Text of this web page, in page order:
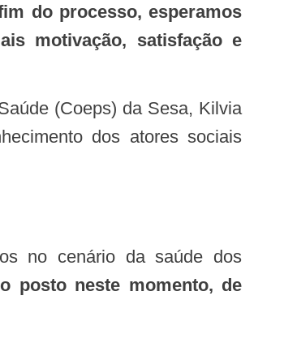
do processo, esperamos
motivação, satisfação e
dos atores sociais
posto neste momento, de